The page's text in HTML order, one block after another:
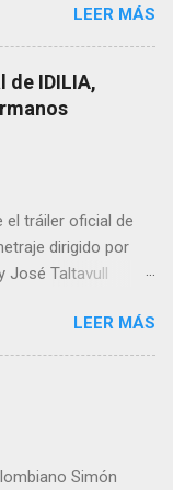
parecen
del cine mundial
Todo es
Cameron
cine fuera solo
LEER MÁS
IDILIA,
el tráiler oficial de
dirigido por
José Taltavull
un destacado
e
LEER MÁS
Simón